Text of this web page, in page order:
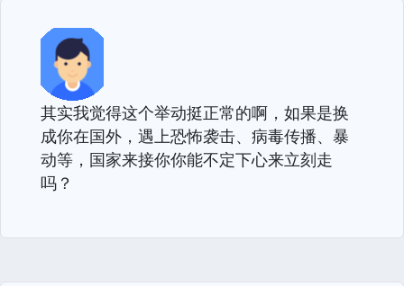
其实我觉得这个举动挺正常的啊，如果是换
成你在国外，遇上恐怖袭击、病毒传播、暴
动等，国家来接你你能不定下心来立刻走
吗？